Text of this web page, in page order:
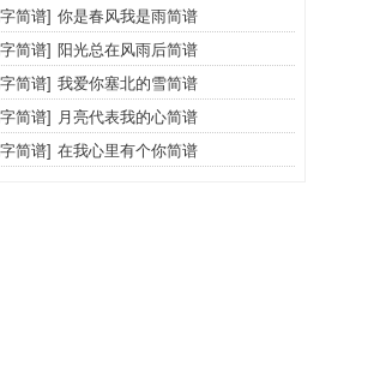
简谱] 你是春风我是雨简谱
简谱] 阳光总在风雨后简谱
简谱] 我爱你塞北的雪简谱
简谱] 月亮代表我的心简谱
简谱] 在我心里有个你简谱